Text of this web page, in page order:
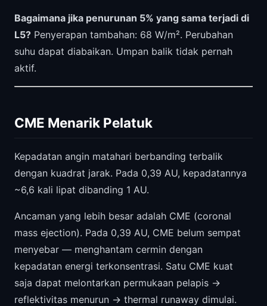
Bagaimana jika penurunan 5% yang sama terjadi di
L5? Penyerapan tambahan: 68 W/m². Perubahan
suhu dapat diabaikan. Umpan balik tidak pernah
aktif.
CME Menarik Pelatuk
Kepadatan angin matahari berbanding terbalik
dengan kuadrat jarak. Pada 0,39 AU, kepadatannya
~6,6 kali lipat dibanding 1 AU.
Ancaman yang lebih besar adalah CME (coronal
mass ejection). Pada 0,39 AU, CME belum sempat
menyebar — menghantam cermin dengan
kepadatan energi terkonsentrasi. Satu CME kuat
saja dapat melontarkan permukaan pelapis →
reflektivitas menurun → thermal runaway dimulai.